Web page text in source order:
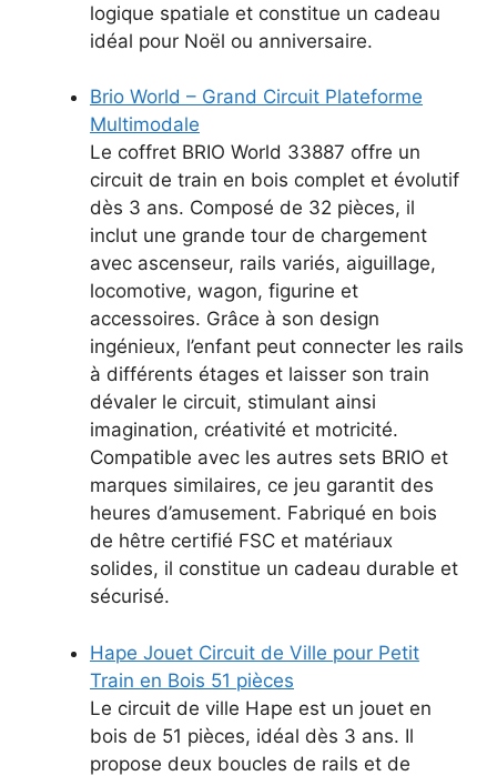
logique spatiale et constitue un cadeau
idéal pour Noël ou anniversaire.
Brio World – Grand Circuit Plateforme
Multimodale
Le coffret BRIO World 33887 offre un
circuit de train en bois complet et évolutif
dès 3 ans. Composé de 32 pièces, il
inclut une grande tour de chargement
avec ascenseur, rails variés, aiguillage,
locomotive, wagon, figurine et
accessoires. Grâce à son design
ingénieux, l’enfant peut connecter les rails
à différents étages et laisser son train
dévaler le circuit, stimulant ainsi
imagination, créativité et motricité.
Compatible avec les autres sets BRIO et
marques similaires, ce jeu garantit des
heures d’amusement. Fabriqué en bois
de hêtre certifié FSC et matériaux
solides, il constitue un cadeau durable et
sécurisé.
Hape Jouet Circuit de Ville pour Petit
Train en Bois 51 pièces
Le circuit de ville Hape est un jouet en
bois de 51 pièces, idéal dès 3 ans. Il
propose deux boucles de rails et de